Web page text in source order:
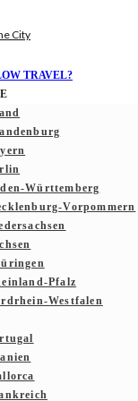
TRAVEL?
Württemberg
Vorpommern
Pfalz
Westfalen